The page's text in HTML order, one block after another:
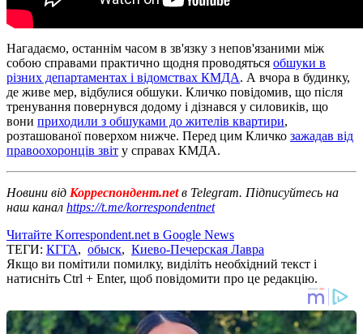
Нагадаємо, останнім часом в зв'язку з непов'язаними між
собою справами практично щодня проводяться обшуки в
різних департаментах і відомствах КМДА. А вчора в будинку,
де живе мер, відбулися обшуки. Кличко повідомив, що після
тренування повернувся додому і дізнався у силовиків, що
вони приходили з обшуками до жителів квартири,
розташованої поверхом нижче. Перед цим Кличко зажадав від
правоохоронців звіт у справах КМДА.
Новини від Корреспондент.netв Telegram. Підписуйтесь на
наш канал https://t.me/korrespondentnet
Читайте Korrespondent.net в Google News
ТЕГИ: КГГА, обыск, Киево-Печерская Лавра
Якщо ви помітили помилку, виділіть необхідний текст і
натисніть Ctrl + Enter, щоб повідомити про це редакцію.